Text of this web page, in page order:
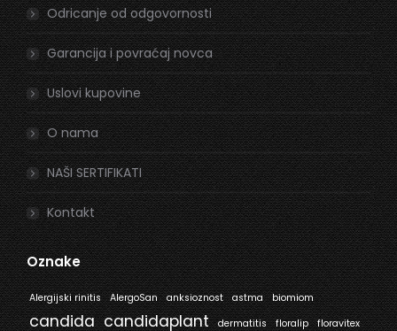
windowwindow
Odricanje od odgovornosti
Garancija i povraćaj novca
Uslovi kupovine
O nama
NAŠI SERTIFIKATI
Kontakt
Oznake
Alergijski rinitis AlergoSan anksioznost astma biomiom
candida candidaplant dermatitis floralip floravitex